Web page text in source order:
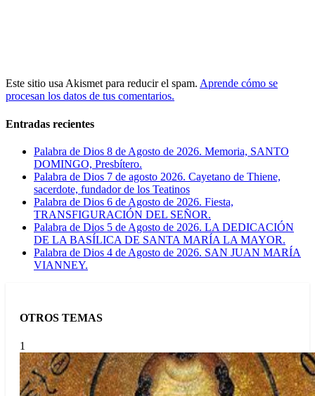
Este sitio usa Akismet para reducir el spam. Aprende cómo se
procesan los datos de tus comentarios.
Entradas recientes
Palabra de Dios 8 de Agosto de 2026. Memoria, SANTO
DOMINGO, Presbítero.
Palabra de Dios 7 de agosto 2026. Cayetano de Thiene,
sacerdote, fundador de los Teatinos
Palabra de Dios 6 de Agosto de 2026. Fiesta,
TRANSFIGURACIÓN DEL SEÑOR.
Palabra de Dios 5 de Agosto de 2026. LA DEDICACIÓN
DE LA BASÍLICA DE SANTA MARÍA LA MAYOR.
Palabra de Dios 4 de Agosto de 2026. SAN JUAN MARÍA
VIANNEY.
OTROS TEMAS
1